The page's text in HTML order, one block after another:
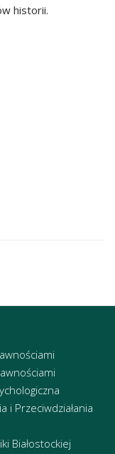
historii.
i Przeciwdziałania
Białostockiej